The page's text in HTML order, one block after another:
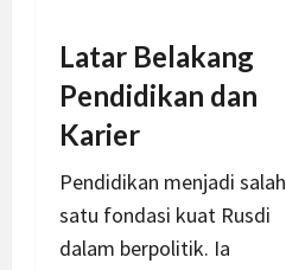
Latar Belakang
Pendidikan dan
Karier
Pendidikan menjadi salah
satu fondasi kuat Rusdi
dalam berpolitik. Ia